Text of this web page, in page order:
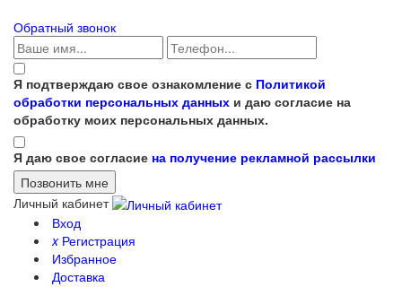
Обратный звонок
Я подтверждаю свое ознакомление с Политикой
обработки персональных данных и даю согласие на
обработку моих персональных данных.
Я даю свое согласие на получение рекламной рассылки
Личный кабинет
Вход
xРегистрация
Избранное
Доставка